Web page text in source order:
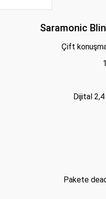
Saramonic
Çift
Dijital 2,4
Pakete